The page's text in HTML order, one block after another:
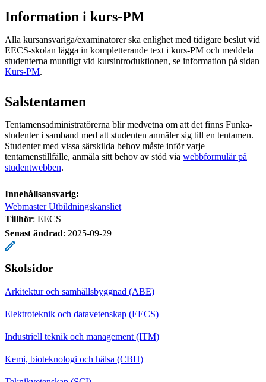
Information i kurs-PM
Alla kursansvariga/examinatorer ska enlighet med tidigare beslut vid
EECS-skolan lägga in kompletterande text i kurs-PM och meddela
studenterna muntligt vid kursintroduktionen, se information på sidan
Kurs-PM.
Salstentamen
Tentamensadministratörerna blir medvetna om att det finns Funka-
studenter i samband med att studenten anmäler sig till en tentamen.
Studenter med vissa särskilda behov måste inför varje
tentamenstillfälle, anmäla sitt behov av stöd via webbformulär på
studentwebben.
Innehållsansvarig:
Webmaster Utbildningskansliet
Tillhör: EECS
Senast ändrad: 2025-09-29
Skolsidor
Arkitektur och samhällsbyggnad (ABE)
Elektroteknik och datavetenskap (EECS)
Industriell teknik och management (ITM)
Kemi, bioteknologi och hälsa (CBH)